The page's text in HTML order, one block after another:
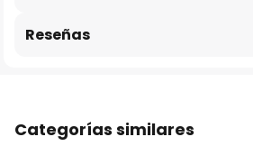
Reseñas
Categorías similares